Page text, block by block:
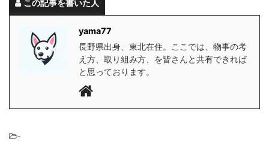
この記事を書いた人
yama77
長野県出身、東北在住。ここでは、物事の考
え方、取り組み方、を皆さんと共有できれば
と思っております。
-